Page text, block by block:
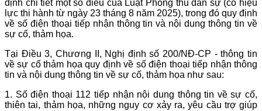
định chi tiết một số điều của Luật Phòng thủ dân sự (có hiệu
lực thi hành từ ngày 23 tháng 8 năm 2025), trong đó quy định
về số điện thoại tiếp nhận thông tin và nội dung thông tin về
sự cố, thảm họa.
Tại Điều 3, Chương II, Nghị định số 200/NĐ-CP - thông tin
về sự cố thảm họa quy định về số điện thoại tiếp nhận thông
tin và nội dung thông tin về sự cố, thảm họa như sau:
1. Số điện thoại 112 tiếp nhận nội dung thông tin về sự cố,
thiên tai, thảm họa, những nguy cơ xảy ra, yêu cầu trợ giúp